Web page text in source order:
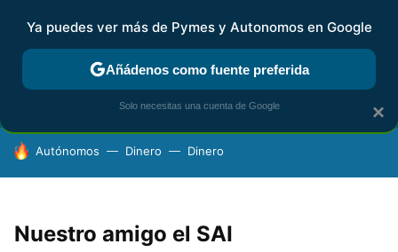
FISCALIDAD Y CONTABILIDAD KIT DIGITAL RENTA
HOY SE HABLA DE
Autónomos Dinero Dinero
Nuestro amigo el SAI
×
Ya puedes ver más de Pymes y Autonomos en Google
Añádenos como fuente preferida
Solo necesitas una cuenta de Google